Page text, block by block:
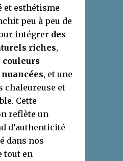
esthétisme
peu à peu de
intégrer des
riches,
couleurs
, et une
chaleureuse et
Cette
reflète un
d’authenticité
dans nos
tout en